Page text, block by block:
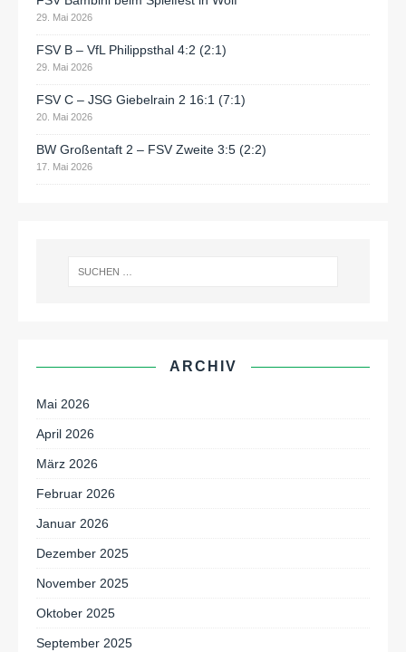
29. Mai 2026
FSV B – VfL Philippsthal 4:2 (2:1)
29. Mai 2026
FSV C – JSG Giebelrain 2 16:1 (7:1)
20. Mai 2026
BW Großentaft 2 – FSV Zweite 3:5 (2:2)
17. Mai 2026
ARCHIV
Mai 2026
April 2026
März 2026
Februar 2026
Januar 2026
Dezember 2025
November 2025
Oktober 2025
September 2025